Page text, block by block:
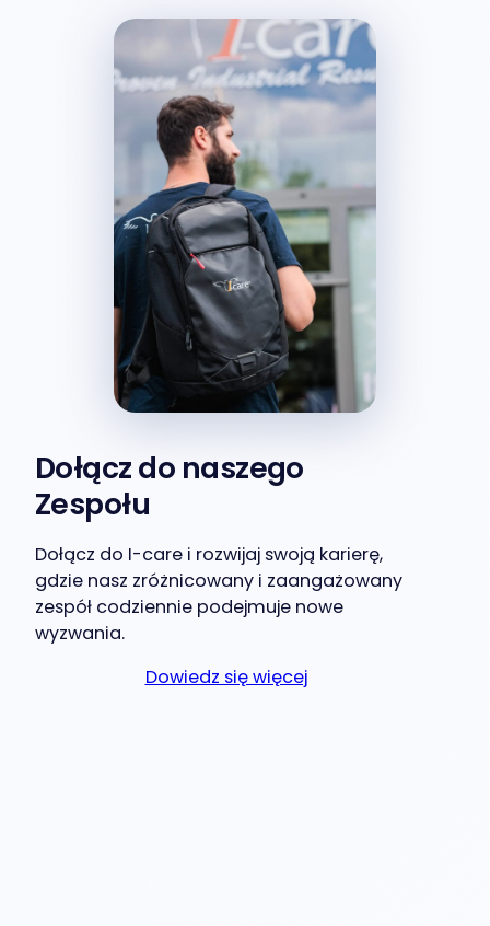
Dołącz do naszego
Zespołu
Dołącz do I-care i rozwijaj swoją karierę,
gdzie nasz zróżnicowany i zaangażowany
zespół codziennie podejmuje nowe
wyzwania.
Dowiedz się więcej